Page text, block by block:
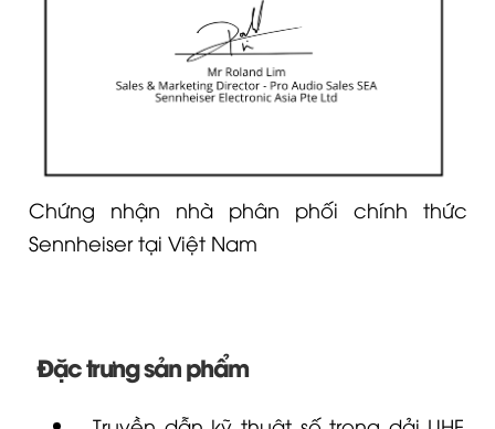
Chứng nhận nhà phân phối chính thức
Sennheiser tại Việt Nam
Đặc trưng sản phẩm